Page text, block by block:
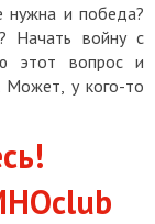
нужна и победа?
Начать войну с
этот вопрос и
Может, у кого-то